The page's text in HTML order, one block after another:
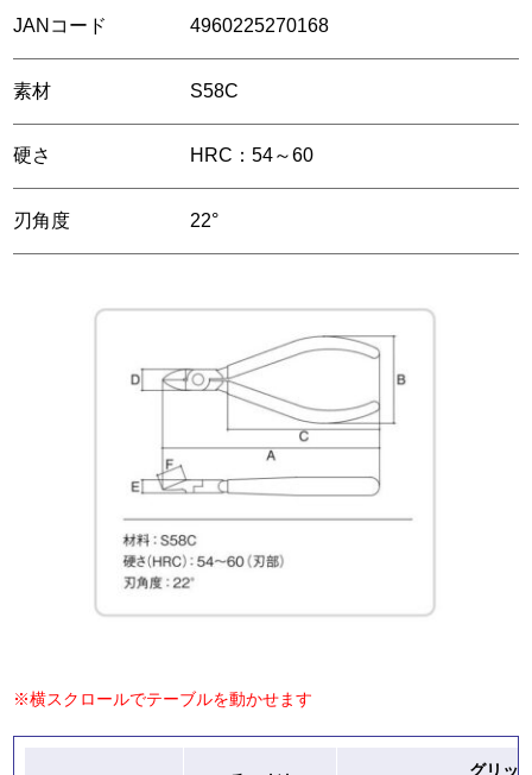
JANコード 4960225270168
素材 S58C
硬さ HRC：54～60
刃角度 22°
※横スクロールでテーブルを動かせます
グリッ